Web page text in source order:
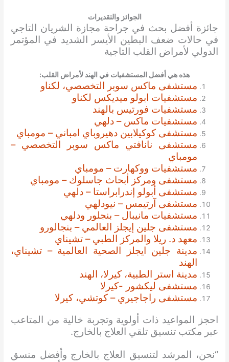
الجوائز والتقديرات
جائزة أفضل بحث في جراحة مجازة الشريان التاجي
في حالات ضعف البطين الأيسر الشديد في المؤتمر
الدولي لأمراض القلب التاجية
هذه هي أفضل المستشفيات في الهند لأمراض القلب:
مستشفى ماكس سوبر التخصصي، لكناو
مستشفيات ابولو ميديكس لكناو
مستشفيات فورتيس بالهند
مستشفيات ماكس – دلهي
مستشفى كوكيلابين دهيروباي امباني – مومباي
مستشفى نانافتي ماكس سوبر التخصصي –
مومباي
مستشفيات ووكهارت – مومباي
مستشفى ومركز أبحاث جاسلوك – مومباي
مستشفى أبولو إندرابراستا – دلهي
مستشفى آرتيمس – نيودلهي
مستشفيات مانيبال – بنجلور ودلهي
مستشفى جلين إيجلز العالمي – بنجالورو
معهد د. ريلا والمركز الطبي – تشيناي
مدينة جلين ايجلز الصحية العالمية – تشيناي،
الهند
مدينة استر الطبية، كيرلا، الهند
مستشفى ليكشور -كيرلا
مستشفى راجاجيري – كوتشي، كيرلا
احجز المواعيد ذات أولوية وتجربة خالية من المتاعب
عبر مكتب تنسيق تلقي العلاج بالخارج.
“نحن، المرشد لتنسيق العلاج بالخارج وأفضل منسق